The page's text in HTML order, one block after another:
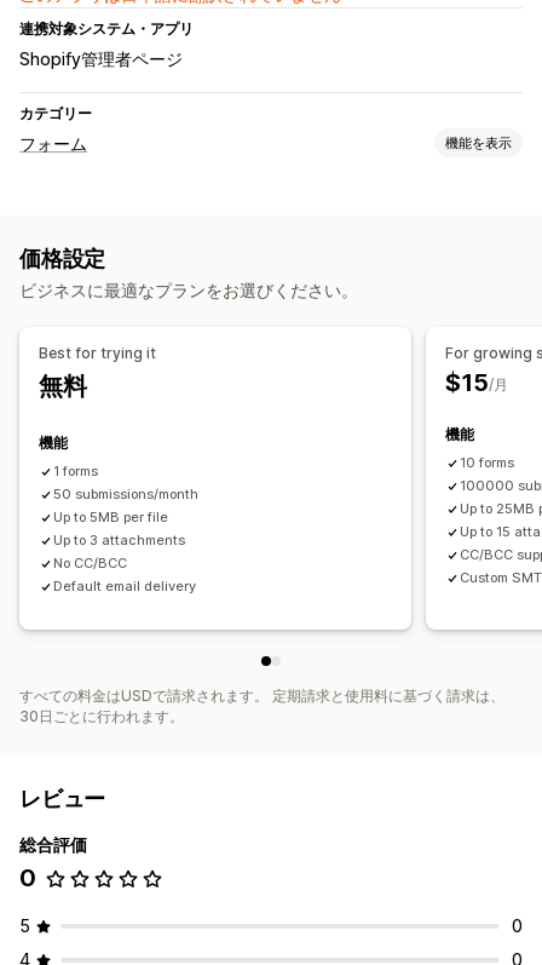
連携対象システム・アプリ
Shopify管理者ページ
カテゴリー
フォーム 機能を表示
ファイルのアップロード
ポップアップ 価格見積 登録 アンケート
カスタムフィールド
メール応答
フォーム制限
価格設定
ビジネスに最適なプランをお選びください。
Best for trying it
無料
機能
1 forms
50 submissions/month
Up to 5MB per file
Up to 3 attachments
No CC/BCC
Default email delivery
For growing
$15/月
機能
10 forms
100000
Up to 25MB
Up to 15
CC/BCC
Custom
すべての料金はUSDで請求されます。 定期請求と使用料に基づく請求は、
30日ごとに行われます。
レビュー
総合評価
0
5
0
4
0